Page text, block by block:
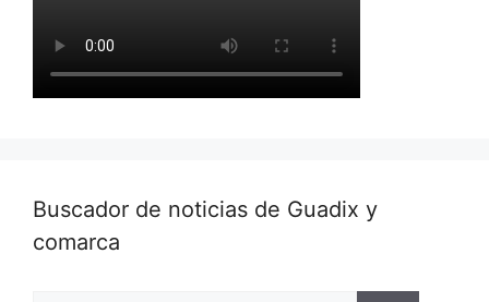
Buscador de noticias de Guadix y
comarca